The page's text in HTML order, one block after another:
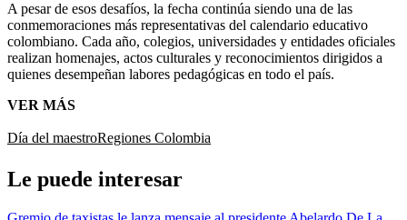
A pesar de esos desafíos, la fecha continúa siendo una de las
conmemoraciones más representativas del calendario educativo
colombiano. Cada año, colegios, universidades y entidades oficiales
realizan homenajes, actos culturales y reconocimientos dirigidos a
quienes desempeñan labores pedagógicas en todo el país.
VER MÁS
Día del maestroRegiones Colombia
Le puede interesar